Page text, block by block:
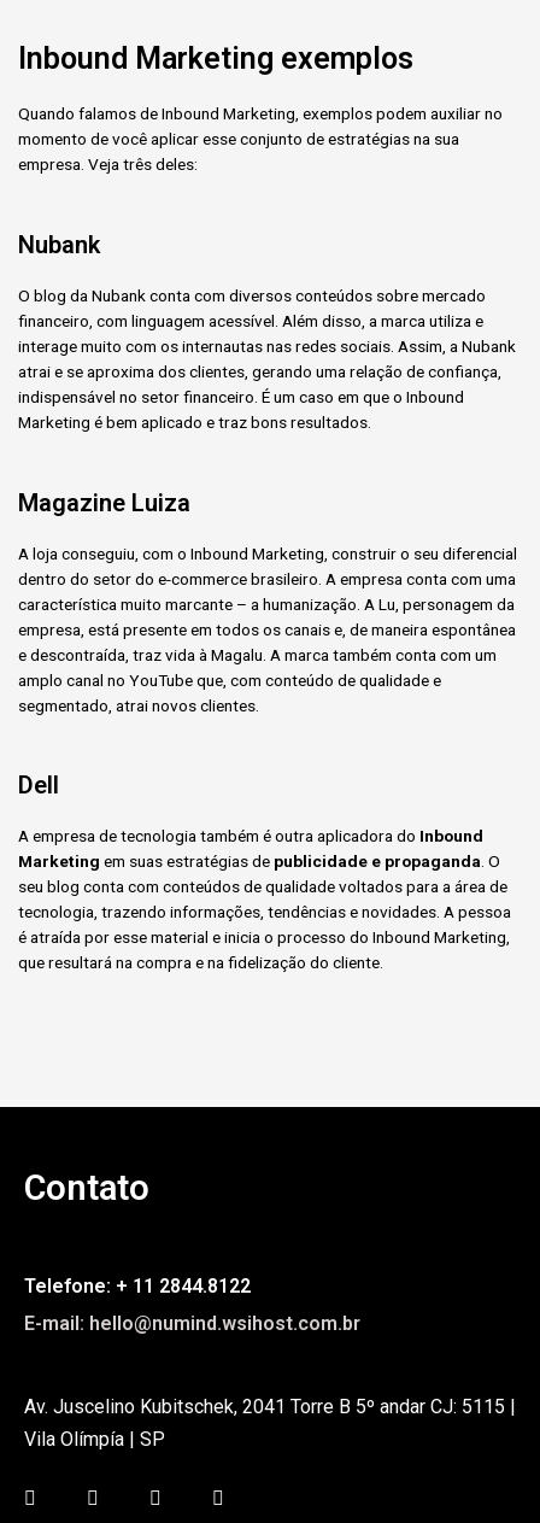
Inbound Marketing exemplos
Quando falamos de Inbound Marketing, exemplos podem auxiliar no
momento de você aplicar esse conjunto de estratégias na sua
empresa. Veja três deles:
Nubank
O blog da Nubank conta com diversos conteúdos sobre mercado
financeiro, com linguagem acessível. Além disso, a marca utiliza e
interage muito com os internautas nas redes sociais. Assim, a Nubank
atrai e se aproxima dos clientes, gerando uma relação de confiança,
indispensável no setor financeiro. É um caso em que o Inbound
Marketing é bem aplicado e traz bons resultados.
Magazine Luiza
A loja conseguiu, com o Inbound Marketing, construir o seu diferencial
dentro do setor do e-commerce brasileiro. A empresa conta com uma
característica muito marcante – a humanização. A Lu, personagem da
empresa, está presente em todos os canais e, de maneira espontânea
e descontraída, traz vida à Magalu. A marca também conta com um
amplo canal no YouTube que, com conteúdo de qualidade e
segmentado, atrai novos clientes.
Dell
A empresa de tecnologia também é outra aplicadora do Inbound
Marketing em suas estratégias de publicidade e propaganda. O
seu blog conta com conteúdos de qualidade voltados para a área de
tecnologia, trazendo informações, tendências e novidades. A pessoa
é atraída por esse material e inicia o processo do Inbound Marketing,
que resultará na compra e na fidelização do cliente.
Contato
Telefone: + 11 2844.8122
E-mail: hello@numind.wsihost.com.br
Av. Juscelino Kubitschek, 2041 Torre B 5º andar CJ: 5115 |
Vila Olímpía | SP
F
a
I
n
L
i
Y
o